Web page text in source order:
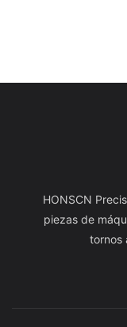
HONSCN
piezas de
tornos